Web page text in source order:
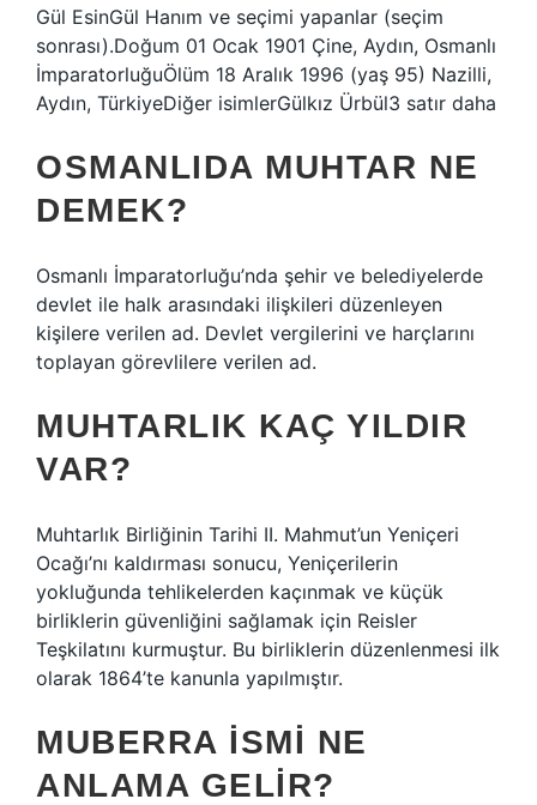
Gül EsinGül Hanım ve seçimi yapanlar (seçim
sonrası).Doğum 01 Ocak 1901 Çine, Aydın, Osmanlı
İmparatorluğuÖlüm 18 Aralık 1996 (yaş 95) Nazilli,
Aydın, TürkiyeDiğer isimlerGülkız Ürbül3 satır daha
OSMANLIDA MUHTAR NE
DEMEK?
Osmanlı İmparatorluğu’nda şehir ve belediyelerde
devlet ile halk arasındaki ilişkileri düzenleyen
kişilere verilen ad. Devlet vergilerini ve harçlarını
toplayan görevlilere verilen ad.
MUHTARLIK KAÇ YILDIR
VAR?
Muhtarlık Birliğinin Tarihi II. Mahmut’un Yeniçeri
Ocağı’nı kaldırması sonucu, Yeniçerilerin
yokluğunda tehlikelerden kaçınmak ve küçük
birliklerin güvenliğini sağlamak için Reisler
Teşkilatını kurmuştur. Bu birliklerin düzenlenmesi ilk
olarak 1864’te kanunla yapılmıştır.
MUBERRA ISMI NE
ANLAMA GELIR?